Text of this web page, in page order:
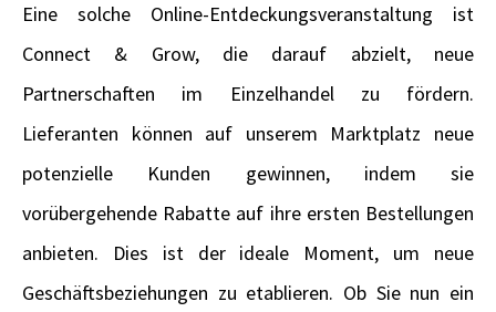
Eine solche Online-Entdeckungsveranstaltung ist
Connect & Grow, die darauf abzielt, neue
Partnerschaften im Einzelhandel zu fördern.
Lieferanten können auf unserem Marktplatz neue
potenzielle Kunden gewinnen, indem sie
vorübergehende Rabatte auf ihre ersten Bestellungen
anbieten. Dies ist der ideale Moment, um neue
Geschäftsbeziehungen zu etablieren. Ob Sie nun ein